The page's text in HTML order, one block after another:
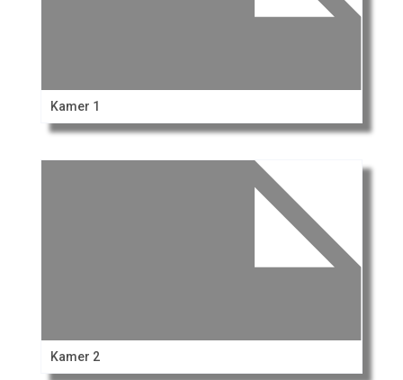
Kamer 1
Kamer 2